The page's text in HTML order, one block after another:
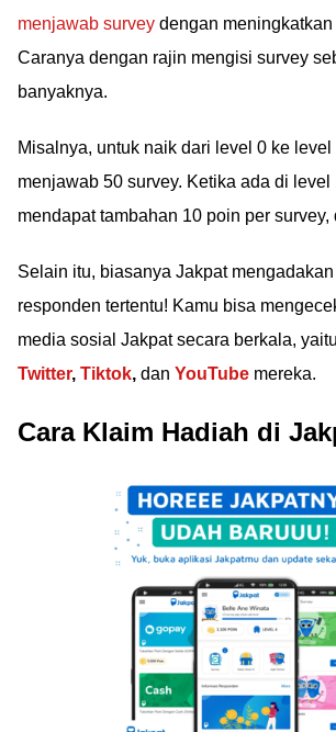
menjawab survey dengan
Caranya dengan rajin mengisi survey
banyaknya.
Misalnya, untuk naik dari level 0 ke level
menjawab 50 survey. Ketika ada di level
mendapat tambahan 10 poin per survey,
Selain itu, biasanya Jakpat mengadakan
responden tertentu! Kamu bisa
media sosial Jakpat secara berkala,
Twitter, Tiktok, dan YouTube mereka.
Cara Klaim Hadiah di